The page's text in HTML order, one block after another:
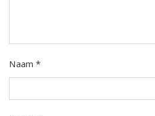
Naam*